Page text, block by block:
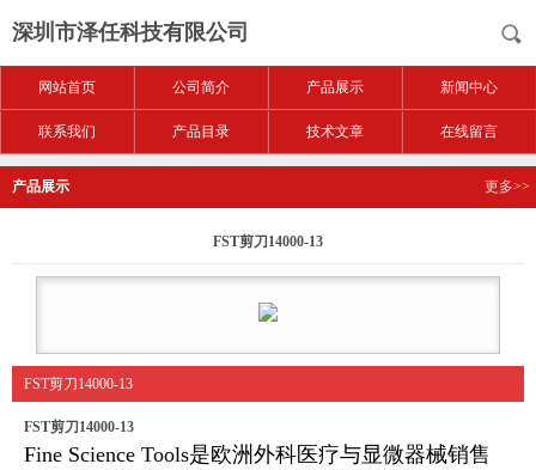
深圳市泽任科技有限公司
网站首页 公司简介 产品展示 新闻中心
联系我们 产品目录 技术文章 在线留言
产品展示 更多>>
FST剪刀14000-13
FST剪刀14000-13
FST剪刀14000-13
Fine Science Tools是欧洲外科医疗与显微器械销售